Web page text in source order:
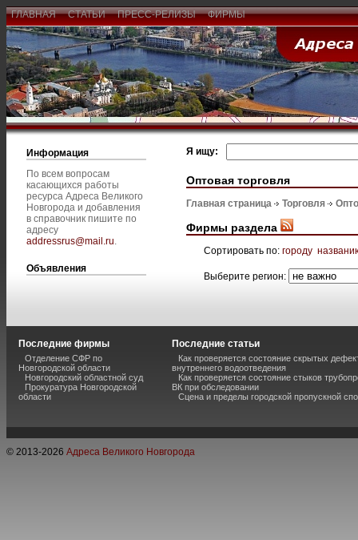
ГЛАВНАЯ СТАТЬИ ПРЕСС-РЕЛИЗЫ ФИРМЫ
Информация
По всем вопросам
касающихся работы
ресурса Адреса Великого
Новгорода и добавления
в справочник пишите по
адресу
addressrus@mail.ru.
Объявления
Я ищу:
Оптовая торговля
Главная страница Торговля
Фирмы раздела
Сортировать по: городу
Выберите регион:
Последние фирмы
Отделение СФР по
Новгородской области
Новгородский областной суд
Прокуратура Новгородской
области
Последние статьи
Как проверяется состояние скрытых
внутреннего водоотведения
Как проверяется состояние стыков
ВК при обследовании
Сцена и пределы городской пропускной
© 2013-2026 Адреса Великого Новгорода